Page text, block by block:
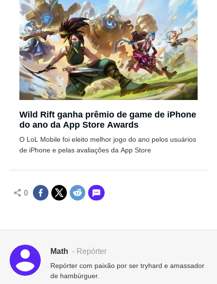
Wild Rift ganha prêmio de game de iPhone
do ano da App Store Awards
O LoL Mobile foi eleito melhor jogo do ano pelos usuários
de iPhone e pelas avaliações da App Store
0
Math - Repórter
Repórter com paixão por ser tryhard e amassador
de hambúrguer.